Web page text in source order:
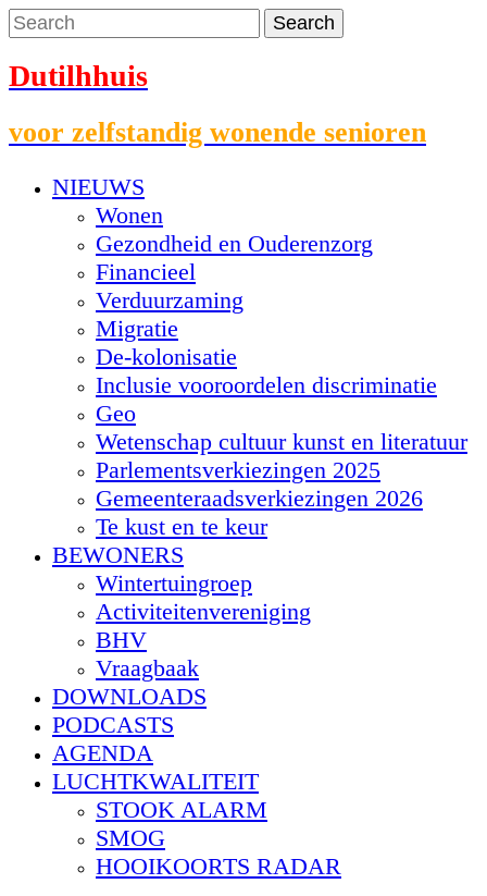
Dutilhhuis
voor zelfstandig wonende senioren
NIEUWS
Wonen
Gezondheid en Ouderenzorg
Financieel
Verduurzaming
Migratie
De-kolonisatie
Inclusie vooroordelen discriminatie
Geo
Wetenschap cultuur kunst en literatuur
Parlementsverkiezingen 2025
Gemeenteraadsverkiezingen 2026
Te kust en te keur
BEWONERS
Wintertuingroep
Activiteitenvereniging
BHV
Vraagbaak
DOWNLOADS
PODCASTS
AGENDA
LUCHTKWALITEIT
STOOK ALARM
SMOG
HOOIKOORTS RADAR